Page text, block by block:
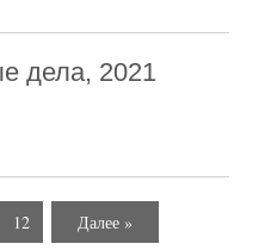
дела, 2021
12 Далее »